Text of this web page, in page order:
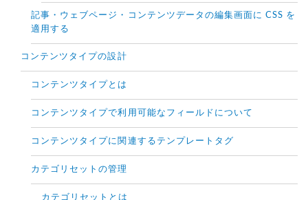
記事・ウェブページ・コンテンツデータの編集画面に CSS を
適用する
コンテンツタイプの設計
コンテンツタイプとは
コンテンツタイプで利用可能なフィールドについて
コンテンツタイプに関連するテンプレートタグ
カテゴリセットの管理
カテゴリセットとは